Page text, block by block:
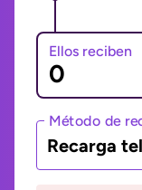
Ellos reciben
Método de
Recarga